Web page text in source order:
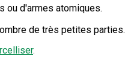
ou d'armes atomiques.
de très petites parties.
.